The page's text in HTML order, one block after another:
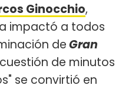
Ginocchio,
impactó a todos
deGran
de minutos
se convirtió en